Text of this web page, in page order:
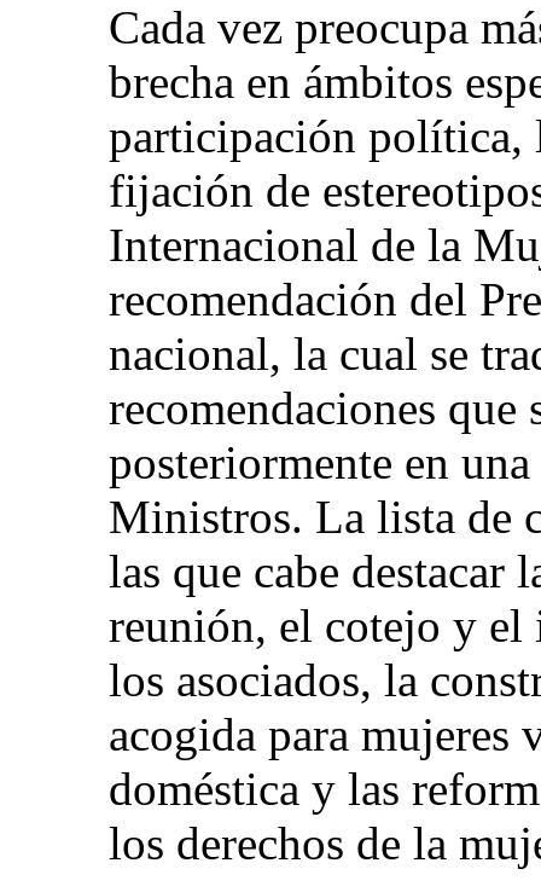
Cada vez preocupa
brecha en ámbitos
participación política,
fijación de
Internacional de la
recomendación del
nacional, la cual se
recomendaciones que
posteriormente en
Ministros. La lista de
las que cabe destacar
reunión, el cotejo y el
los asociados, la
acogida para mujeres
doméstica y las
los derechos de la